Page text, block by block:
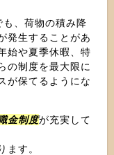
、荷物の積み降
発生することがあ
始や夏季休暇、特
の制度を最大限に
が保てるようにな
金制度が充実して
ます。